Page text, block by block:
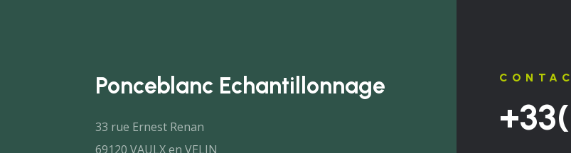
Ponceblanc Echantillonnage
33 rue Ernest Renan
69120 VAULX en VELIN